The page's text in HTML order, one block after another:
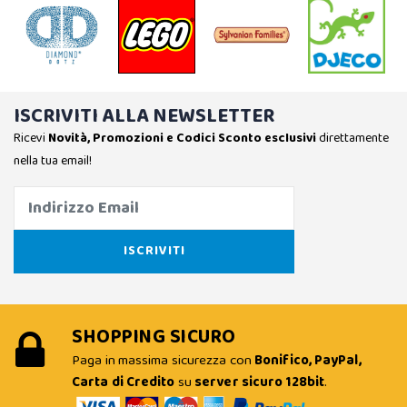
ISCRIVITI ALLA NEWSLETTER
Ricevi Novità, Promozioni e Codici Sconto esclusividirettamente
nella tua email!
SHOPPING SICURO
Paga in massima sicurezza con Bonifico, PayPal,
Carta di Creditosu server sicuro 128bit.